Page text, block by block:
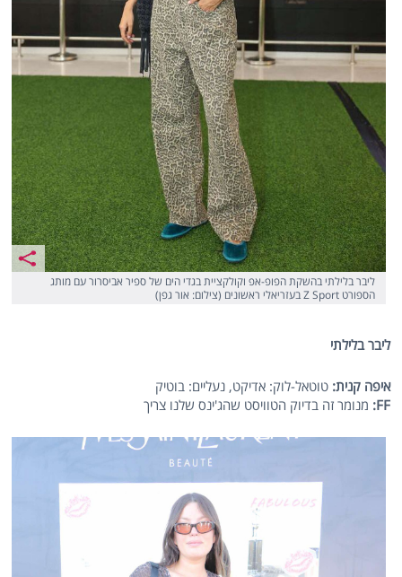
ליבר בלילתי בהשקת הפופ-אפ וקולקציית בגדי הים של ספיר אביסרור עם מותג
הספורט Z Sport בעזריאלי ראשונים (צילום: אור גפן)
ליבר בלילתי
איפה קנית: טוטאל-לוק: אדיקט, נעליים: בוטיק
FF
: מנומר זה בדיוק הטוויסט שהג'ינס שלנו צריך